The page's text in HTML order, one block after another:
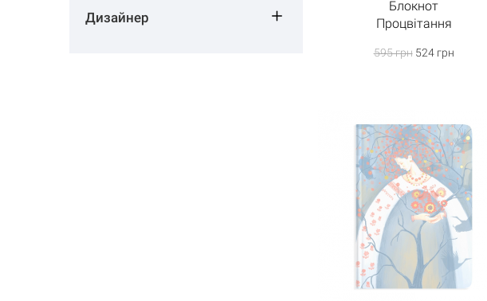
Дизайнер
Блокнот
Процвітання
595 грн524 грн